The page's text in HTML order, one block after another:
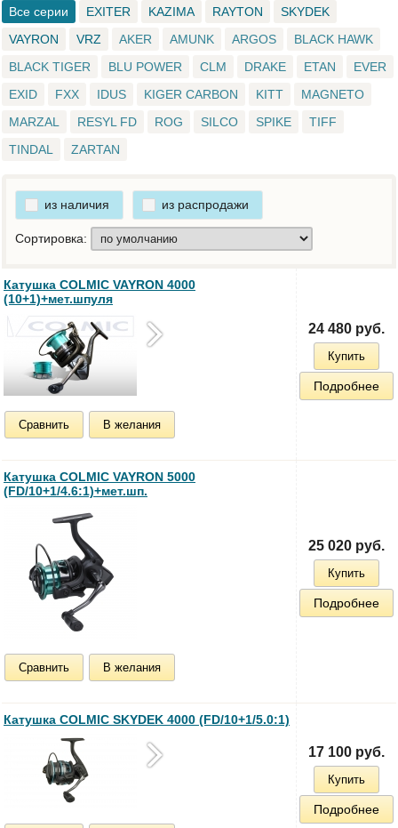
Все серии EXITER KAZIMA RAYTON
SKYDEK
VAYRON
VRZ AKER AMUNK ARGOS
BLACK HAWK
BLACK TIGER
BLU POWER CLM DRAKE ETAN
EVER
EXID
FXX IDUS KIGER CARBON KITT
MAGNETO
MARZAL
RESYL FD ROG SILCO SPIKE
TIFF
TINDAL
ZARTAN
из наличия из распродажи
Сортировка:
Катушка COLMIC VAYRON 4000
(10+1)+мет.шпуля
Сравнить В желания
24 480 руб.
Купить
Подробнее
Катушка COLMIC VAYRON 5000
(FD/10+1/4.6:1)+мет.шп.
Сравнить В желания
25 020 руб.
Купить
Подробнее
Катушка COLMIC SKYDEK 4000 (FD/10+1/5.0:1)
17 100 руб.
Купить
Подробнее